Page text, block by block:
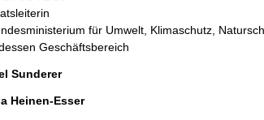
für Umwelt, Klimaschutz,
Geschäftsbereich
Sunderer
Heinen-Esser